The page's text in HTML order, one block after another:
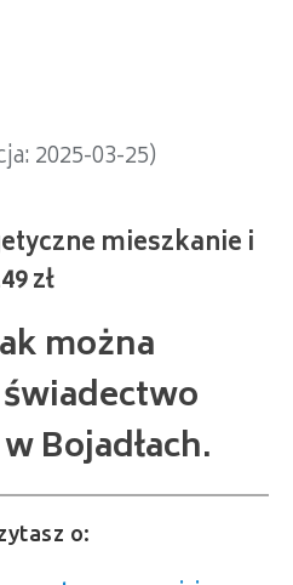
2025-03-25)
można
Bojadłach.
o: